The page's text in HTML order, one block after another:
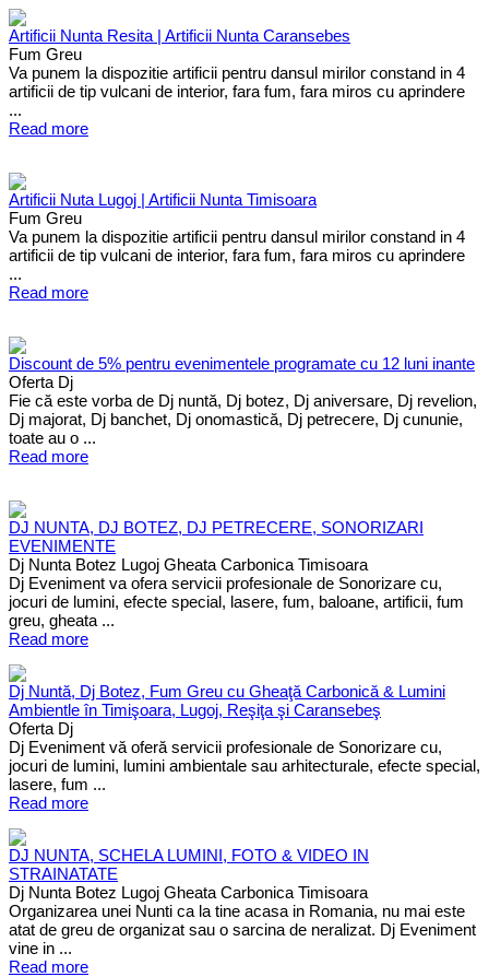
Artificii Nunta Resita | Artificii Nunta Caransebes
Fum Greu
Va punem la dispozitie artificii pentru dansul mirilor constand in 4
artificii de tip vulcani de interior, fara fum, fara miros cu aprindere
...
Read more
Artificii Nuta Lugoj | Artificii Nunta Timisoara
Fum Greu
Va punem la dispozitie artificii pentru dansul mirilor constand in 4
artificii de tip vulcani de interior, fara fum, fara miros cu aprindere
...
Read more
Discount de 5% pentru evenimentele programate cu 12 luni inante
Oferta Dj
Fie că este vorba de Dj nuntă, Dj botez, Dj aniversare, Dj revelion,
Dj majorat, Dj banchet, Dj onomastică, Dj petrecere, Dj cununie,
toate au o ...
Read more
DJ NUNTA, DJ BOTEZ, DJ PETRECERE, SONORIZARI
EVENIMENTE
Dj Nunta Botez Lugoj Gheata Carbonica Timisoara
Dj Eveniment va ofera servicii profesionale de Sonorizare cu,
jocuri de lumini, efecte special, lasere, fum, baloane, artificii, fum
greu, gheata ...
Read more
Dj Nuntă, Dj Botez, Fum Greu cu Gheaţă Carbonică & Lumini
Ambientle în Timişoara, Lugoj, Reşiţa şi Caransebeş
Oferta Dj
Dj Eveniment vă oferă servicii profesionale de Sonorizare cu,
jocuri de lumini, lumini ambientale sau arhitecturale, efecte special,
lasere, fum ...
Read more
DJ NUNTA, SCHELA LUMINI, FOTO & VIDEO IN
STRAINATATE
Dj Nunta Botez Lugoj Gheata Carbonica Timisoara
Organizarea unei Nunti ca la tine acasa in Romania, nu mai este
atat de greu de organizat sau o sarcina de neralizat. Dj Eveniment
vine in ...
Read more